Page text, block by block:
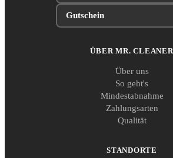
Gutschein
ÜBER MR. CLEANER
Über uns
So geht's
Mindestabnahme
Zahlungsarten
Qualität
STANDORTE